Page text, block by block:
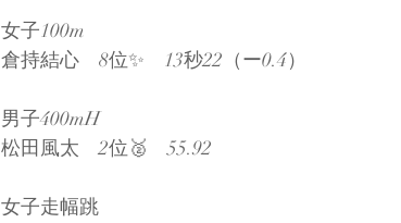
女子100m
倉持結心　8位✨　13秒22（ー0.4）
男子400mH
松田風太　2位🥈　55.92
女子走幅跳